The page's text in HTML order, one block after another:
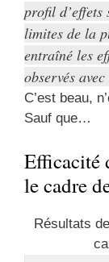
profil d’effets
limites de la
entraîné les
observés
C’est beau,
Sauf que…
Efficacité
le cadre
Résultats